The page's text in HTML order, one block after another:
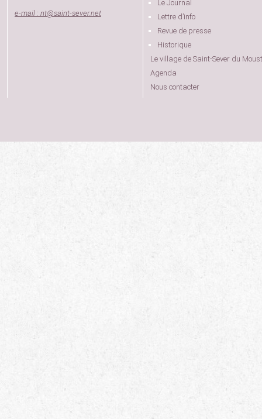
e-mail : nt@saint-sever.net
Le Journal
Lettre d’info
Revue de presse
Historique
Le village de Saint-Sever du
Agenda
Nous contacter